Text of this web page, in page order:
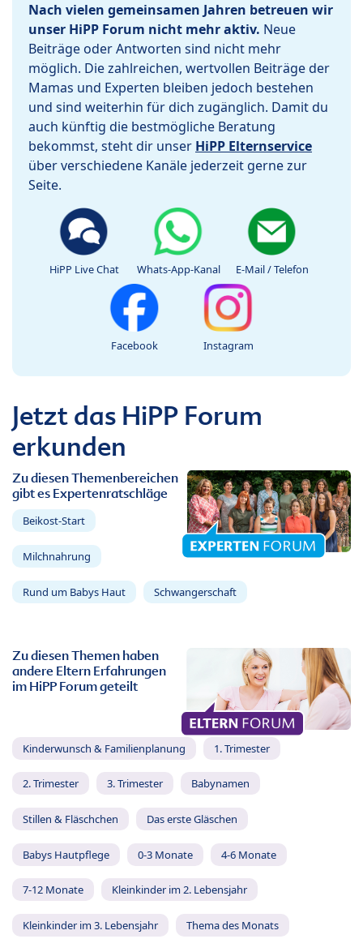
Nach vielen gemeinsamen Jahren betreuen wir
unser HiPP Forum nicht mehr aktiv. Neue
Beiträge oder Antworten sind nicht mehr
möglich. Die zahlreichen, wertvollen Beiträge der
Mamas und Experten bleiben jedoch bestehen
und sind weiterhin für dich zugänglich. Damit du
auch künftig die bestmögliche Beratung
bekommst, steht dir unser HiPP Elternservice
über verschiedene Kanäle jederzeit gerne zur
Seite.
HiPP Live Chat Whats-App-Kanal E-Mail / Telefon
Facebook Instagram
Jetzt das HiPP Forum
erkunden
Zu diesen Themenbereichen
gibt es Expertenratschläge
Beikost-Start
Milchnahrung
Rund um Babys Haut Schwangerschaft
Zu diesen Themen haben
andere Eltern Erfahrungen
im HiPP Forum geteilt
Kinderwunsch & Familienplanung 1. Trimester
2. Trimester 3. Trimester Babynamen
Stillen & Fläschchen Das erste Gläschen
Babys Hautpflege 0-3 Monate 4-6 Monate
7-12 Monate Kleinkinder im 2. Lebensjahr
Kleinkinder im 3. Lebensjahr Thema des Monats